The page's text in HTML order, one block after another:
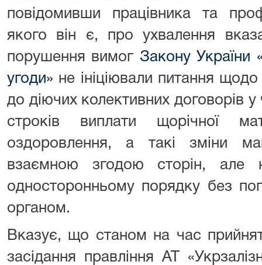
повідомивши працівника та
якого він є, про ухвалення
порушення вимог Закону України
угоди» не ініціювали питання
до діючих колективних договорів у
строків виплати щорічної
оздоровлення, а такі зміни
взаємною згодою сторін, але
односторонньому порядку без
органом.
Вказує, що станом на час
засідання правління АТ